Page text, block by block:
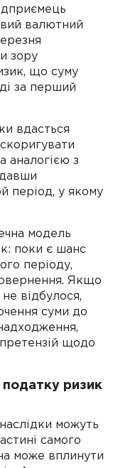
валютний
зору
що суму
за перший
вдасться
аналогією з
період, у якому
модель
поки є шанс
періоду,
Якщо
відбулося,
суми до
щодо
ризик
можуть
самого
може вплинути